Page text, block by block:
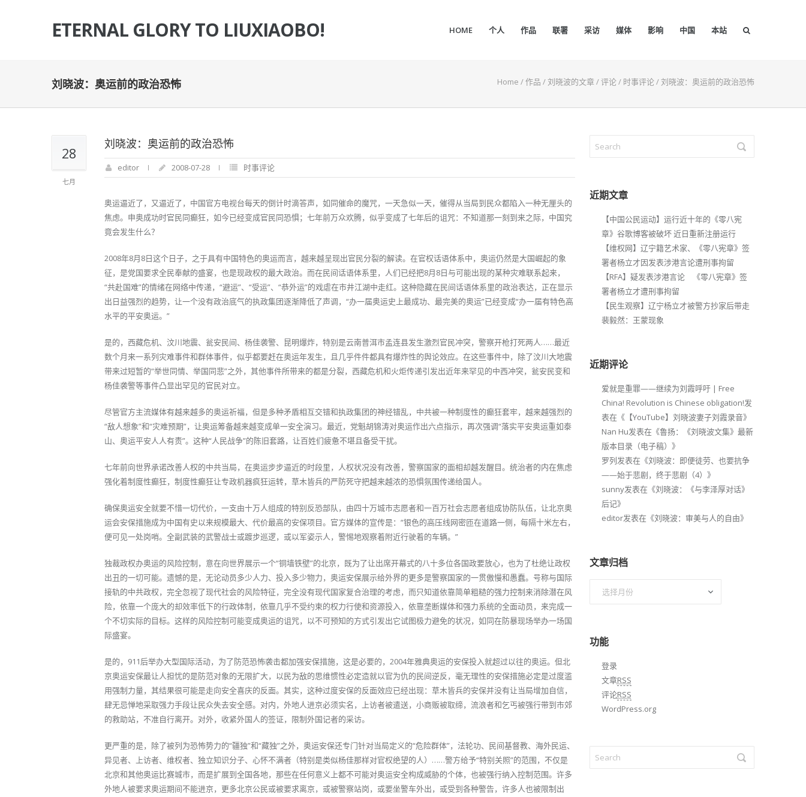
ETERNAL GLORY TO LIUXIAOBO! HOME 个人 作品 联署 采访 媒体 影响 中国 本站
刘晓波：奥运前的政治恐怖 Home /作品 /刘晓波的文章/评论/ 时事评论/刘晓波：奥运前的政治恐怖
28
七月
刘晓波：奥运前的政治恐怖
editor 2008-07-28 时事评论
奥运逼近了，又逼近了，中国官方电视台每天的倒计时滴答声，如同催命的魔咒，一天急似一天，催得从当局到民众都陷入一种无厘头的
焦虑。申奥成功时官民同癫狂，如今已经变成官民同恐惧；七年前万众欢腾，似乎变成了七年后的诅咒：不知道那一刻到来之际，中国究
竟会发生什么？
2008年8月8日这个日子，之于具有中国特色的奥运而言，越来越呈现出官民分裂的解读。在官权话语体系中，奥运仍然是大国崛起的象
征，是党国要求全民奉献的盛宴，也是现政权的最大政治。而在民间话语体系里，人们已经把8月8日与可能出现的某种灾难联系起来，
“共赴国难”的情绪在网络中传递，“避运”、“受运”、“恭外运”的戏虐在市井江湖中走红。这种隐藏在民间话语体系里的政治表达，正在显示
出日益强烈的趋势，让一个没有政治底气的执政集团逐渐降低了声调，“办一届奥运史上最成功、最完美的奥运”已经变成“办一届有特色高
水平的平安奥运。”
是的，西藏危机、汶川地震、瓮安民间、杨佳袭警、昆明爆炸，特别是云南普洱市孟连县发生激烈官民冲突，警察开枪打死两人……最近
数个月来一系列灾难事件和群体事件，似乎都要赶在奥运年发生，且几乎件件都具有爆炸性的舆论效应。在这些事件中，除了汶川大地震
带来过短暂的“举世同情、举国同悲”之外，其他事件所带来的都是分裂，西藏危机和火炬传递引发出近年来罕见的中西冲突，瓮安民变和
杨佳袭警等事件凸显出罕见的官民对立。
尽管官方主流媒体有越来越多的奥运祈福，但是多种矛盾相互交错和执政集团的神经错乱，中共被一种制度性的癫狂套牢，越来越强烈的
“敌人想象”和“灾难预期”，让奥运筹备越来越变成单一安全演习。最近，党魁胡锦涛对奥运作出六点指示，再次强调“落实平安奥运重如泰
山、奥运平安人人有责”。这种“人民战争”的陈旧套路，让百姓们疲惫不堪且备受干扰。
七年前向世界承诺改善人权的中共当局，在奥运步步逼近的时段里，人权状况没有改善，警察国家的面相却越发醒目。统治者的内在焦虑
强化着制度性癫狂，制度性癫狂让专政机器疯狂运转，草木皆兵的严防死守把越来越浓的恐惧氛围传递给国人。
确保奥运安全就要不惜一切代价，一支由十万人组成的特别反恐部队，由四十万城市志愿者和一百万社会志愿者组成协防队伍，让北京奥
运会安保措施成为中国有史以来规模最大、代价最高的安保项目。官方媒体的宣传是：“银色的高压线网密匝在道路一侧，每隔十米左右，
便可见一处岗哨。全副武装的武警战士或踱步巡逻，或以军姿示人，警惕地观察着附近行驶着的车辆。”
独裁政权办奥运的风险控制，意在向世界展示一个“铜墙铁壁”的北京，既为了让出席开幕式的八十多位各国政要放心，也为了杜绝让政权
出丑的一切可能。遗憾的是，无论动员多少人力、投入多少物力，奥运安保展示给外界的更多是警察国家的一贯傲慢和愚蠢。号称与国际
接轨的中共政权，完全忽视了现代社会的风险特征，完全没有现代国家复合治理的考虑，而只知道依靠简单粗糙的强力控制来消除潜在风
险，依靠一个庞大的却效率低下的行政体制，依靠几乎不受约束的权力行使和资源投入，依靠垄断媒体和强力系统的全面动员，来完成一
个不切实际的目标。这样的风险控制可能变成奥运的诅咒，以不可预知的方式引发出它试图极力避免的状况，如同在防暴现场举办一场国
际盛宴。
是的，911后举办大型国际活动，为了防范恐怖袭击都加强安保措施，这是必要的，2004年雅典奥运的安保投入就超过以往的奥运。但北
京奥运安保最让人担忧的是防范对象的无限扩大，以民为敌的思维惯性必定造就以官为仇的民间逆反，毫无理性的安保措施必定是过度滥
用强制力量，其结果很可能是走向安全喜庆的反面。其实，这种过度安保的反面效应已经出现：草木皆兵的安保并没有让当局增加自信，
肆无忌惮地采取强力手段让民众失去安全感。对内，外地人进京必须实名，上访者被遣送，小商贩被取缔，流浪者和乞丐被强行带到市郊
的救助站，不准自行离开。对外，收紧外国人的签证，限制外国记者的采访。
更严重的是，除了被列为恐怖势力的“疆独”和“藏独”之外，奥运安保还专门针对当局定义的“危险群体”，法轮功、民间基督教、海外民运、
异见者、上访者、维权者、独立知识分子、心怀不满者（特别是类似杨佳那样对官权绝望的人）……警方给予“特别关照”的范围，不仅是
北京和其他奥运比赛城市，而是扩展到全国各地，那些在任何意义上都不可能对奥运安全构成威胁的个体，也被强行纳入控制范围。许多
外地人被要求奥运期间不能进京，更多北京公民或被要求离京，或被警察站岗，或要坐警车外出，或受到各种警告，许多人也被限制出
近期文章
【中国公民运动】运行近十年的《零八宪
章》谷歌博客被破坏 近日重新注册运行
【维权网】辽宁籍艺术家、《零八宪章》签
署者杨立才因发表涉港言论遭刑事拘留
【RFA】疑发表涉港言论 《零八宪章》签
署者杨立才遭刑事拘留
【民生观察】辽宁杨立才被警方抄家后带走
裴毅然：王蒙现象
近期评论
爱就是重罪——继续为刘霞呼吁 | Free
China! Revolution is Chinese obligation!发
表在《【YouTube】刘晓波妻子刘霞录音》
Nan Hu发表在《鲁扬：《刘晓波文集》最新
版本目录（电子稿） 》
罗列发表在《刘晓波：即便徒劳、也要抗争
——始于悲剧，终于悲剧（4） 》
sunny发表在《刘晓波：《与李泽厚对话》
后记》
editor发表在《刘晓波：审美与人的自由》
文章归档
功能
登录
文章RSS
评论RSS
WordPress.org